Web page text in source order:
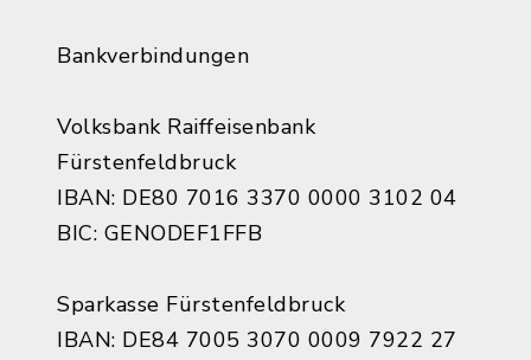
Bankverbindungen
Volksbank Raiffeisenbank
Fürstenfeldbruck
IBAN: DE80 7016 3370 0000 3102 04
BIC: GENODEF1FFB
Sparkasse Fürstenfeldbruck
IBAN: DE84 7005 3070 0009 7922 27